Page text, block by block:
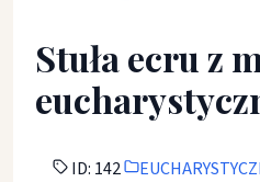
Stuła ecru z
ID: 142